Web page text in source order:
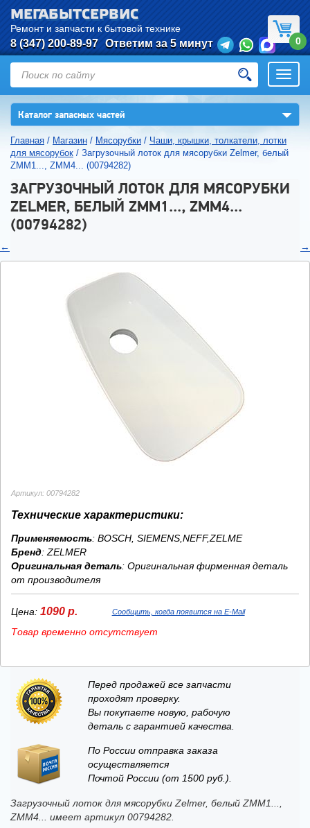
МЕГАБЫТСЕРВИС
Ремонт и запчасти к бытовой технике
8 (347) 200-89-97 Ответим за 5 минут 0
Каталог запасных частей ▼
Главная / Магазин / Мясорубки / Чаши, крышки, толкатели, лотки
для мясорубок / Загрузочный лоток для мясорубки Zelmer, белый
ZMM1..., ZMM4... (00794282)
ЗАГРУЗОЧНЫЙ ЛОТОК ДЛЯ МЯСОРУБКИ
ZELMER, БЕЛЫЙ ZMM1..., ZMM4...
(00794282)
← →
Артикул: 00794282
Технические характеристики:
Применяемость: BOSCH, SIEMENS,NEFF,ZELME
Бренд: ZELMER
Оригинальная деталь: Оригинальная фирменная деталь
от производителя
Цена: 1090 р. Сообщить, когда появится на E-Mail
Товар временно отсутствует
Перед продажей все запчасти
проходят проверку.
Вы покупаете новую, рабочую
деталь с гарантией качества.
По России отправка заказа
осуществляется
Почтой России (от 1500 руб.).
Загрузочный лоток для мясорубки Zelmer, белый ZMM1...,
ZMM4... имеет артикул 00794282.